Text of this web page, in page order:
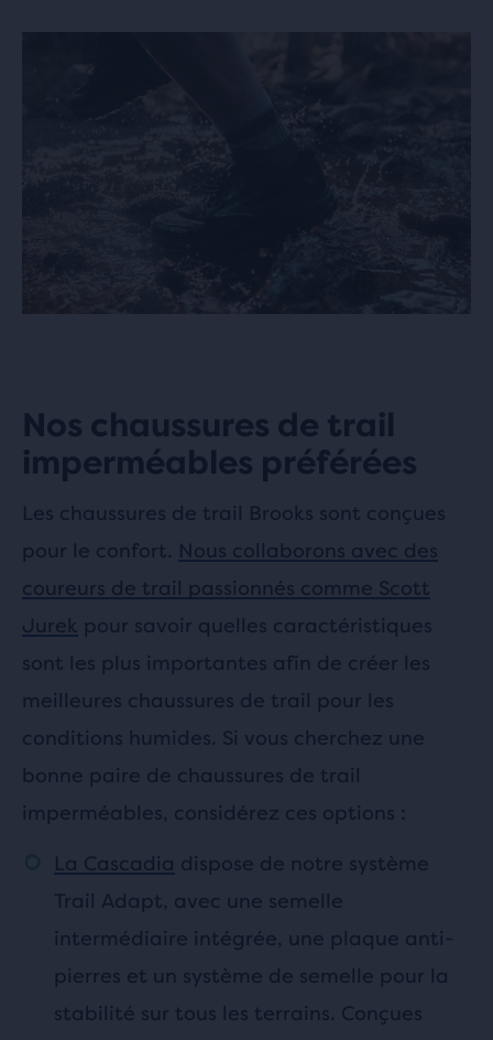
Nos chaussures de trail
imperméables préférées
Les chaussures de trail Brooks sont conçues
pour le confort. Nous collaborons avec des
coureurs de trail passionnés comme Scott
Jurek pour savoir quelles caractéristiques
sont les plus importantes afin de créer les
meilleures chaussures de trail pour les
conditions humides. Si vous cherchez une
bonne paire de chaussures de trail
imperméables, considérez ces options :
La Cascadia dispose de notre système
Trail Adapt, avec une semelle
intermédiaire intégrée, une plaque anti-
pierres et un système de semelle pour la
stabilité sur tous les terrains. Conçues